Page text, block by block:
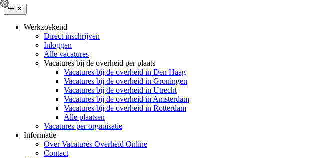
Werkzoekend
Direct inschrijven
Inloggen
Alle vacatures
Vacatures bij de overheid per plaats
Vacatures bij de overheid in Den Haag
Vacatures bij de overheid in Groningen
Vacatures bij de overheid in Utrecht
Vacatures bij de overheid in Amsterdam
Vacatures bij de overheid in Rotterdam
Alle plaatsen
Vacatures per organisatie
Informatie
Over Vacatures Overheid Online
Contact